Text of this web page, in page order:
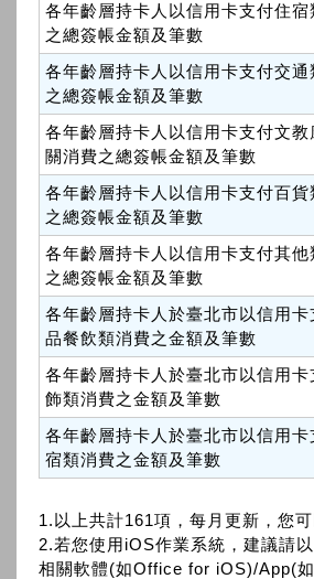
各年齡層持卡人以信用卡支付住宿
之總簽帳金額及筆數
各年齡層持卡人以信用卡支付交通
之總簽帳金額及筆數
各年齡層持卡人以信用卡支付文教
關消費之總簽帳金額及筆數
各年齡層持卡人以信用卡支付百貨
之總簽帳金額及筆數
各年齡層持卡人以信用卡支付其他
之總簽帳金額及筆數
各年齡層持卡人於臺北市以信用卡
品餐飲類消費之金額及筆數
各年齡層持卡人於臺北市以信用卡
飾類消費之金額及筆數
各年齡層持卡人於臺北市以信用卡
宿類消費之金額及筆數
1.以上共計161項，每月更新，您可
2.若您使用iOS作業系統，建議請
相關軟體(如Office for iOS)/App(